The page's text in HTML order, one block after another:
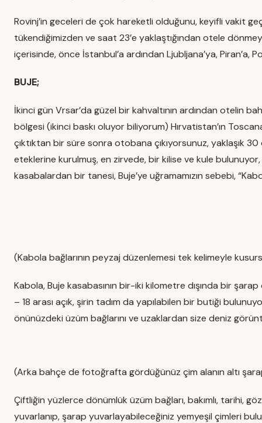
Rovinj’in geceleri de çok hareketli olduğunu, keyifli vakit
tükendiğimizden ve saat 23’e yaklaştığından otele
içerisinde, önce İstanbul’a ardından Ljubljana’ya, Piran’a,
BUJE;
İkinci gün Vrsar’da güzel bir kahvaltının ardından otelin
bölgesi (ikinci baskı oluyor biliyorum) Hırvatistan’ın
çıktıktan bir süre sonra otobana çıkıyorsunuz, yaklaşık
eteklerine kurulmuş, en zirvede, bir kilise ve kule
kasabalardan bir tanesi, Buje’ye uğramamızın sebebi,
(Kabola bağlarının peyzaj düzenlemesi tek kelimeyle
Kabola, Buje kasabasının bir-iki kilometre dışında bir
– 18 arası açık, şirin tadım da yapılabilen bir butiği
önünüzdeki üzüm bağlarını ve uzaklardan size deniz
(Arka bahçe de fotoğrafta gördüğünüz çim alanın altı
Çiftliğin yüzlerce dönümlük üzüm bağları, bakımlı, tarihi,
yuvarlanıp, şarap yuvarlayabileceğiniz yemyeşil çimleri